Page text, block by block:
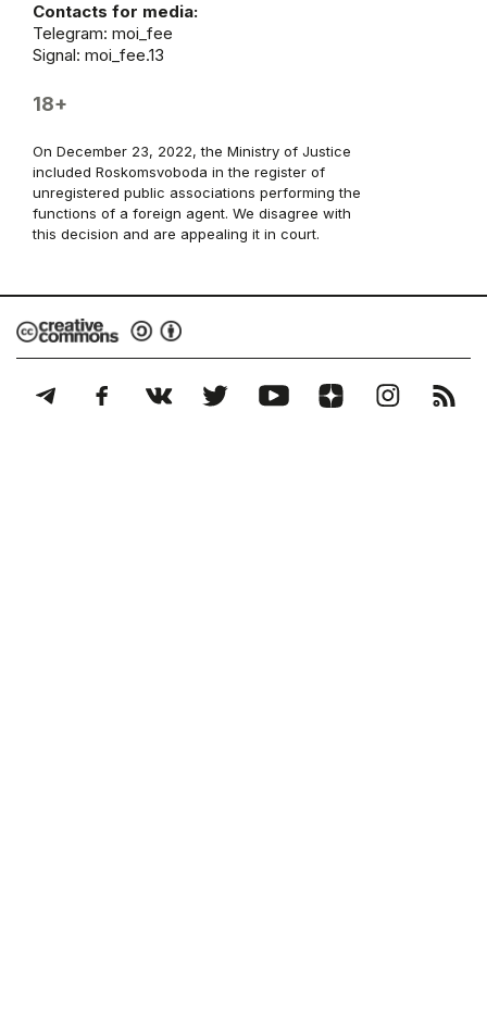
Contacts for media:
Telegram: moi_fee
Signal: moi_fee.13
18+
On December 23, 2022, the Ministry of Justice
included Roskomsvoboda in the register of
unregistered public associations performing the
functions of a foreign agent. We disagree with
this decision and are appealing it in court.